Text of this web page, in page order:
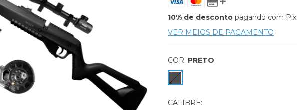
10% de desconto pagando com Pix
VER MEIOS DE PAGAMENTO
COR: PRETO
CALIBRE: